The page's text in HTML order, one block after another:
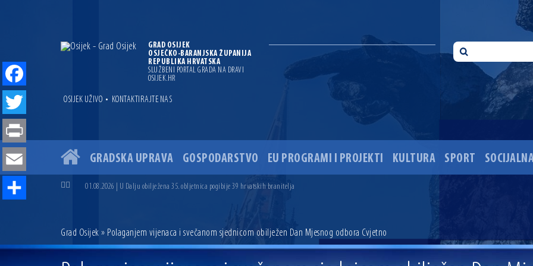
GRAD OSIJEK
OSJEČKO-BARANJSKA ŽUPANIJA
REPUBLIKA HRVATSKA
SLUŽBENI PORTAL GRADA NA DRAVI
OSIJEK.HR
OSIJEK UŽIVO • KONTAKTIRAJTE NAS
GRADSKA UPRAVA GOSPODARSTVO EU PROGRAMI I PROJEKTI KULTURA SPORT
04.07.2026 | Zbog povoljnih vodostaja i pravodobnih mjera komarci ove godine pod kontrolom
04.08.2026 | U Osijeku obilježen Dan pobjede i domovinske zahvalnosti i Dan hrvatskih branitelja
01.08.2026 | U Dalju obilježena 35. obljetnica pogibije 39 hrvatskih branitelja
13.07.2026 | Ljetnim izdanjem Večeri vina i umjetnosti završen Vinski mjesec
07.07.2026 | Održana 8. sjednica Gradskog vijeća Grada Osijeka. Gradonačelnik Radić istaknuo da je u osječke vrtiće upisan rekordan broj djece, te najavio cjelovitu
Grad Osijek » Polaganjem vijenaca i svečanom sjednicom obilježen Dan Mjesnog odbora Cvjetno
Facebook
Twitter
Print
Email